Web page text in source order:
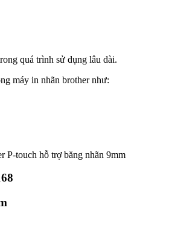
quá trình sử dụng lâu dài.
máy in nhãn brother như:
P-touch hỗ trợ băng nhãn 9mm